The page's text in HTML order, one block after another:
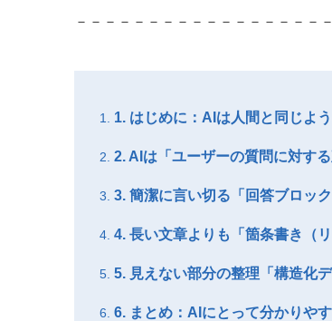
－－－－－－－－－－－－－－－－－
1. はじめに：AIは人間と同じよ
2. AIは「ユーザーの質問に対す
3. 簡潔に言い切る「回答ブロッ
4. 長い文章よりも「箇条書き（
5. 見えない部分の整理「構造化
6. まとめ：AIにとって分かりや